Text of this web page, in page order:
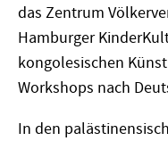
das Zentrum
Hamburger
kongolesischen
Workshops nach
In den